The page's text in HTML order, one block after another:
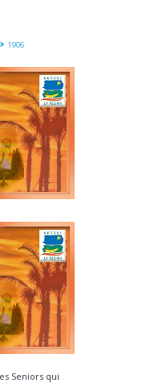
1906
Seniors qui